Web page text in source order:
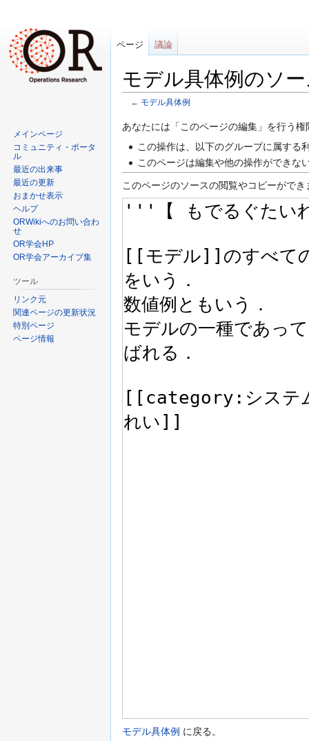
モデル具体例のソ
← モデル具体例
ナ
ー
シ
ョ
移
動
検
移
動
あなたには「このページの編集」を行う
この操作は、以下のグループに属する
このページは編集や他の操作ができな
このページのソースの閲覧やコピーができ
モデル具体例 に戻る。
ページ 議論
メインページ
コミュニティ・ポータ
ル
最近の出来事
最近の更新
おまかせ表示
ヘルプ
ORWikiへのお問い合わ
せ
OR学会HP
OR学会アーカイブ集
ツール
リンク元
関連ページの更新状況
特別ページ
ページ情報